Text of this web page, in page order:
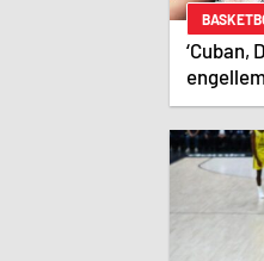
‘Cuban,
geç